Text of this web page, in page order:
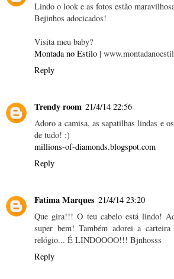
Lindo o look e as fotos estão
Bejinhos adocicados!
Visita meu baby?
Montada no Estilo |
Reply
Trendy room 21/4/14 22:56
Adoro a camisa, as sapatilhas lindas e
de tudo! :)
millions-of-diamonds.blogspot.com
Reply
Fatima Marques 21/4/14 23:20
Que gira!!! O teu cabelo está lindo!
super bem! Também adorei a
relógio... É LINDOOOO!!! Bjnhosss
Reply